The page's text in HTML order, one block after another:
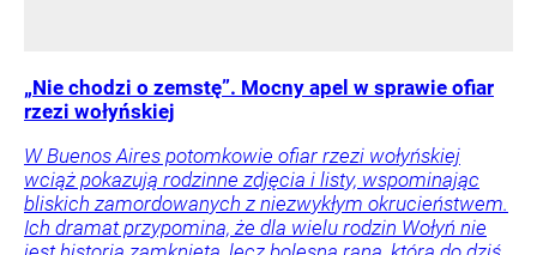
„Nie chodzi o zemstę”. Mocny apel w sprawie ofiar
rzezi wołyńskiej
W Buenos Aires potomkowie ofiar rzezi wołyńskiej
wciąż pokazują rodzinne zdjęcia i listy, wspominając
bliskich zamordowanych z niezwykłym okrucieństwem.
Ich dramat przypomina, że dla wielu rodzin Wołyń nie